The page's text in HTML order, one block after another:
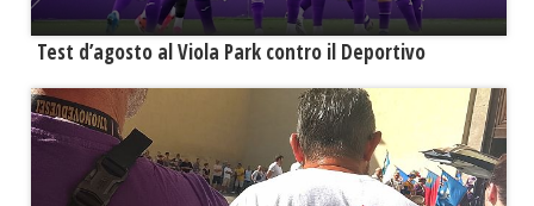
Test d’agosto al Viola Park contro il Deportivo